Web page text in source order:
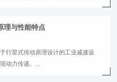
理与性能特点
行星式传动原理设计的工业减速设
动力传递。...